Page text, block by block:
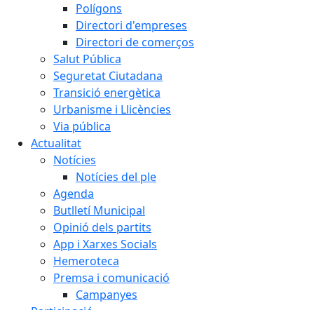
Polígons
Directori d'empreses
Directori de comerços
Salut Pública
Seguretat Ciutadana
Transició energètica
Urbanisme i Llicències
Via pública
Actualitat
Notícies
Notícies del ple
Agenda
Butlletí Municipal
Opinió dels partits
App i Xarxes Socials
Hemeroteca
Premsa i comunicació
Campanyes